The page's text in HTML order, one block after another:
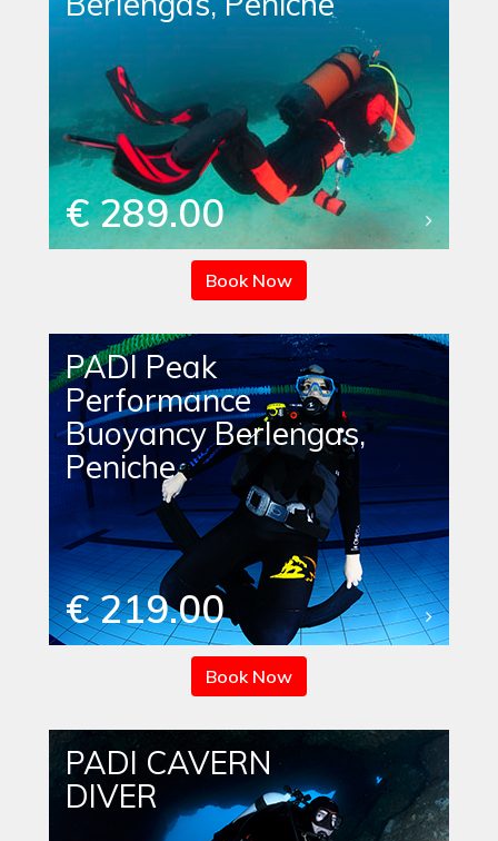
€ 289.00
Book Now
PADI Peak
Performance
Buoyancy Berlengas,
Peniche
€ 219.00
Book Now
PADI CAVERN
DIVER